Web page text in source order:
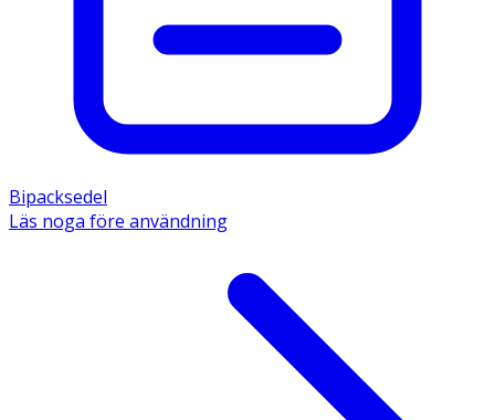
Bipacksedel
Läs noga före användning